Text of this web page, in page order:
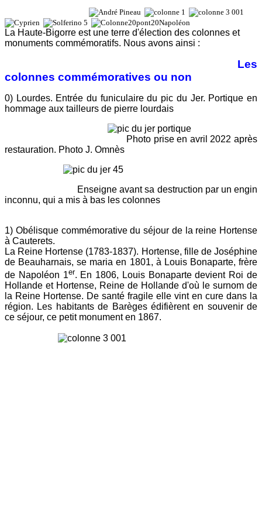
La Haute-Bigorre est une terre d'élection des colonnes et
monuments commémoratifs. Nous avons ainsi :
Les
colonnes commémoratives ou non
0) Lourdes. Entrée du funiculaire du pic du Jer. Portique en
hommage aux tailleurs de pierre lourdais
Photo prise en avril 2022 après
restauration. Photo J. Omnès
Enseigne avant sa destruction par un engin
inconnu, qui a mis à bas les colonnes
1) Obélisque commémorative du séjour de la reine Hortense
à Cauterets.
La Reine Hortense (1783-1837). Hortense, fille de Joséphine
de Beauharnais, se maria en 1801, à Louis Bonaparte, frère
de Napoléon 1er. En 1806, Louis Bonaparte devient Roi de
Hollande et Hortense, Reine de Hollande d'où le surnom de
la Reine Hortense. De santé fragile elle vint en cure dans la
région. Les habitants de Barèges édifièrent en souvenir de
ce séjour, ce petit monument en 1867.